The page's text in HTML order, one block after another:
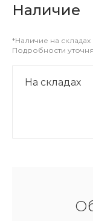
Наличие
*Наличие на складах
Подробности
На складах